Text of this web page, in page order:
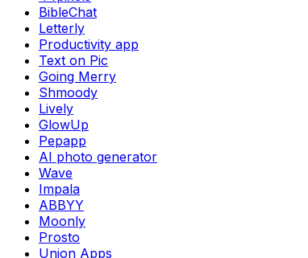
BibleChat
Letterly
Productivity app
Text on Pic
Going Merry
Shmoody
Lively
GlowUp
Pepapp
AI photo generator
Wave
Impala
ABBYY
Moonly
Prosto
Union Apps